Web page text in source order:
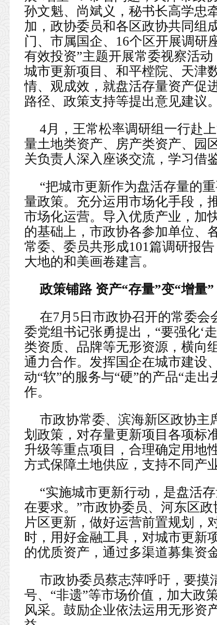
孙文魁、尚斌义，秘书长高学忠
加，政协委员和各区政协共同组
门、市属国企、16个区开展调研
有效投资”主题开展常委视察活
城市更新项目、和平樘院、天津
情、观成效，就盘活存量资产促
路径、政策支持等提出意见建议
4月，王常松率调研组一行赴
量土地类资产、房产类资产、园
关负责人深入座谈交流，学习借
“把城市更新作为盘活存量的
量政策。充分运用市场化手段，
市场化运营。导入优质产业，加
的基础上，市政协各参加单位、
常委、委员共形成101篇调研报
大地的和美画卷建言。
政策铺路 资产“存量”变“增量”
在7月5日市政协召开的常委
委党组书记张勇提出，“要强化‘
类资质、品牌等无形资源，横向
通力合作。发挥国企在城市建设
动“软”的服务与“硬”的产品“走
作。
市政协常委、滨海新区政协主
划政策，对存量更新项目各项标
升级等重点项目，合理确定用地
方式保障土地供应，支持不同产
“实施城市更新行动，是盘活
在要求。”市政协委员、河东区
片区更新，做好运营前置规划，
时，用好金融工具，对城市更新
的优质资产，通过多渠道募集资
市政协委员蔡志萍呼吁，要摸
号、“非遗”等市场价值，加大政
风采。鼓励企业依法运用无形资